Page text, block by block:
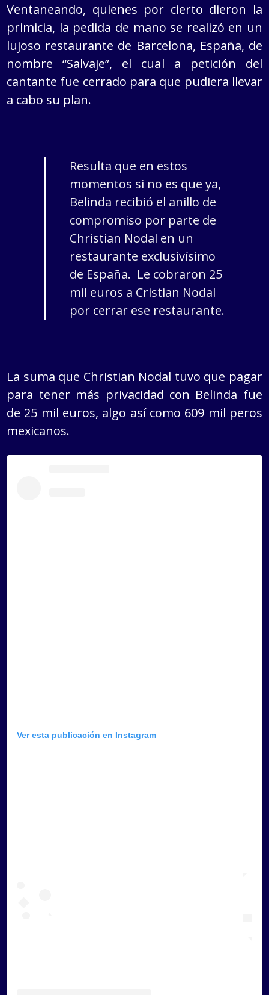
Ventaneando, quienes por cierto dieron la
primicia, la pedida de mano se realizó en un
lujoso restaurante de Barcelona, España, de
nombre “Salvaje”, el cual a petición del
cantante fue cerrado para que pudiera llevar
a cabo su plan.
Resulta que en estos
momentos si no es que ya,
Belinda recibió el anillo de
compromiso por parte de
Christian Nodal en un
restaurante exclusivísimo
de España. Le cobraron 25
mil euros a Cristian Nodal
por cerrar ese restaurante.
La suma que Christian Nodal tuvo que pagar
para tener más privacidad con Belinda fue
de 25 mil euros, algo así como 609 mil peros
mexicanos.
Ver esta publicación en Instagram